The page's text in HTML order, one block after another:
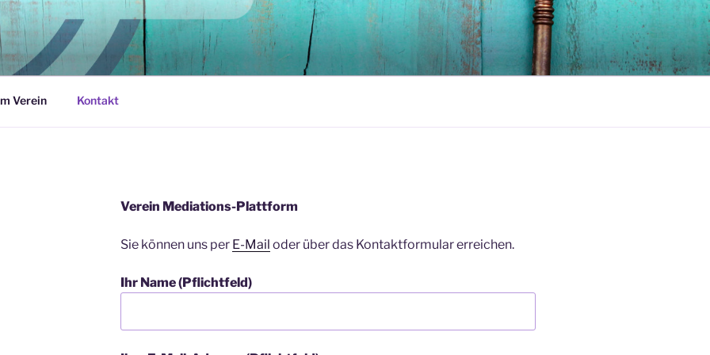
Verein Kontakt
Verein Mediations-Plattform
Sie können uns per E-Mail oder über das Kontaktformular erreichen.
Ihr Name (Pflichtfeld)